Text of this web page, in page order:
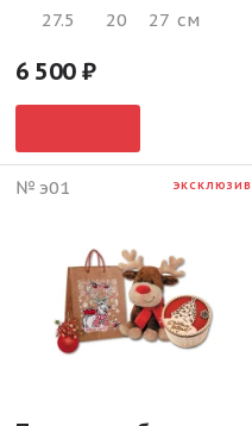
27.5
20 27 см
6 500
№ э01 ЭКСКЛЮЗИВ